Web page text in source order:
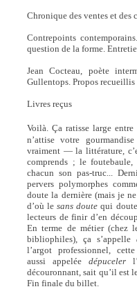
Chronique des ventes et des
Contrepoints
question de la forme.
Jean Cocteau, poète
Gullentops. Propos
Livres reçus
Voilà. Ça ratisse large entre
n’attise votre
vraiment — la littérature,
comprends ; le
chacun son pas-truc...
pervers polymorphes
doute la dernière (mais je
d’où lesans doute qui
lecteurs de finir d’en
En terme de métier (chez
bibliophiles), ça s’appelle
l’argot professionnel,
aussi appelée dépuceler
découronnant, sait qu’il est
Fin finale du billet.